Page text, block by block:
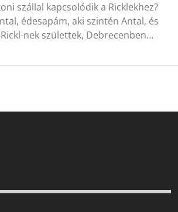
szállal kapcsolódik a Ricklekhez?
édesapám, aki szintén Antal, és
nek születtek, Debrecenben…